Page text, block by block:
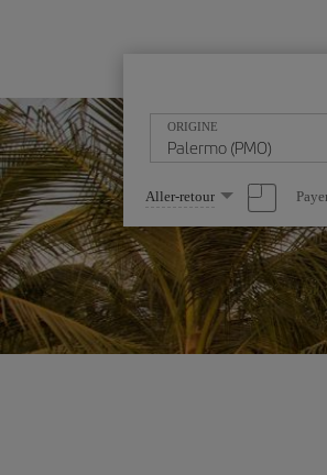
ORIGINE
Sélectionnez
une
option
Aller-retour